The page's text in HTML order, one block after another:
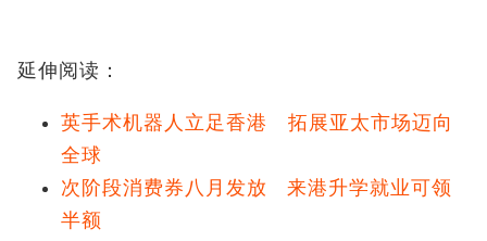
延伸阅读：
英手术机器人立足香港 拓展亚太市场迈向
全球
次阶段消费券八月发放 来港升学就业可领
半额